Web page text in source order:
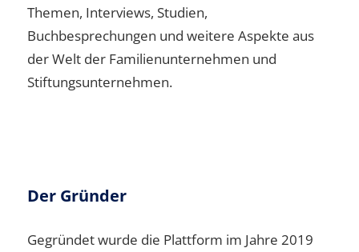
Themen, Interviews, Studien,
Buchbesprechungen und weitere Aspekte aus
der Welt der Familienunternehmen und
Stiftungsunternehmen.
Der Gründer
Gegründet wurde die Plattform im Jahre 2019